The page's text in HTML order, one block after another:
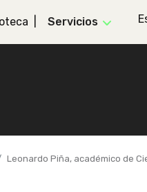
Servicios
Leonardo Piña, académico de